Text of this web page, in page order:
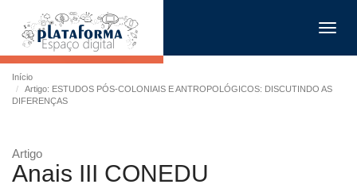
Início
Artigo: ESTUDOS PÓS-COLONIAIS E ANTROPOLÓGICOS: DISCUTINDO AS
DIFERENÇAS
Artigo
Anais III CONEDU